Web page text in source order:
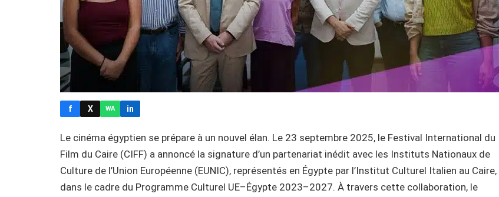
f X WA in
Le cinéma égyptien se prépare à un nouvel élan. Le 23 septembre 2025, le Festival International du
Film du Caire (CIFF) a annoncé la signature d’un partenariat inédit avec les Instituts Nationaux de
Culture de l’Union Européenne (EUNIC), représentés en Égypte par l’Institut Culturel Italien au Caire,
dans le cadre du Programme Culturel UE–Égypte 2023–2027. À travers cette collaboration, le